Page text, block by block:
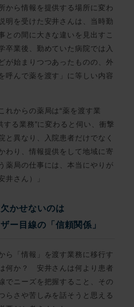
から情報を提供する場所に変わ
明を受けた安井さんは、当時勤
との間に大きな違いを見出すこ
卒業後、勤めていた病院では入
が始まりつつあったものの、外
呼んで薬を渡す」に等しい内容
れからの薬局は“薬を渡す業
する業務”に変わると伺い、衝撃
と異なり、入院患者だけでなく
わり、情報提供をして地域に寄
薬局の仕事には、本当にやりが
井さん）」
かせないのは
ー目線の「信頼関係」
ら「情報」を渡す業務に移行す
何か？ 安井さんは何より患者
でニーズを把握すること、その
らさや苦しみを話そうと思える